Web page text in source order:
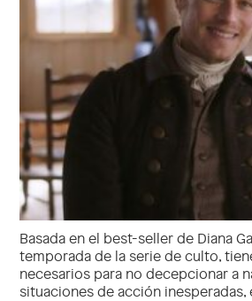
Basada en el best-seller de Diana
temporada de la serie de culto,
necesarios para no decepcionar a
situaciones de acción inesperadas,